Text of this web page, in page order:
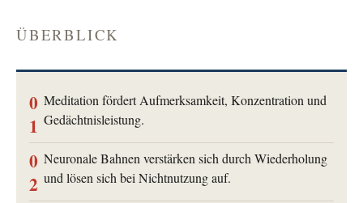
ÜBERBLICK
0
1
Meditation fördert Aufmerksamkeit, Konzentration und
Gedächtnisleistung.
0
2
Neuronale Bahnen verstärken sich durch Wiederholung
und lösen sich bei Nichtnutzung auf.